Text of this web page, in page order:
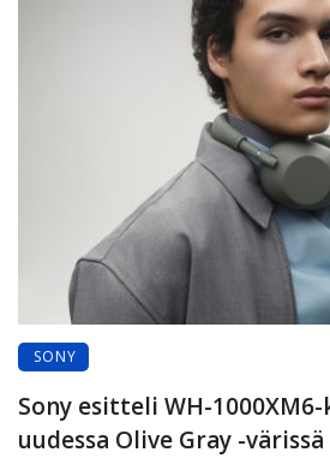
SONY
Sony esitteli WH-
uudessa Olive Gray -värissä